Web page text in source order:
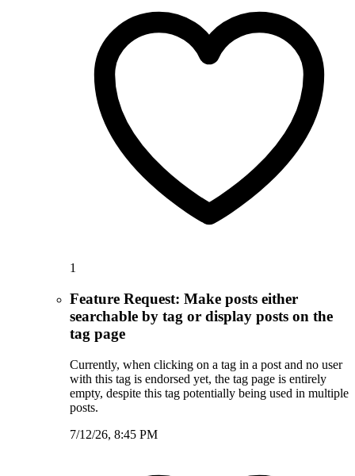
1
Feature Request: Make posts either
searchable by tag or display posts on the
tag page
Currently, when clicking on a tag in a post and no user
with this tag is endorsed yet, the tag page is entirely
empty, despite this tag potentially being used in multiple
posts.
7/12/26, 8:45 PM